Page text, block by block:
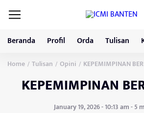
Beranda Profil Orda Tulisan
Home / Tulisan / Opini / KEPEMIMPINAN
KEPEMIMPINAN
January 19, 2026 - 10:13 am - 5